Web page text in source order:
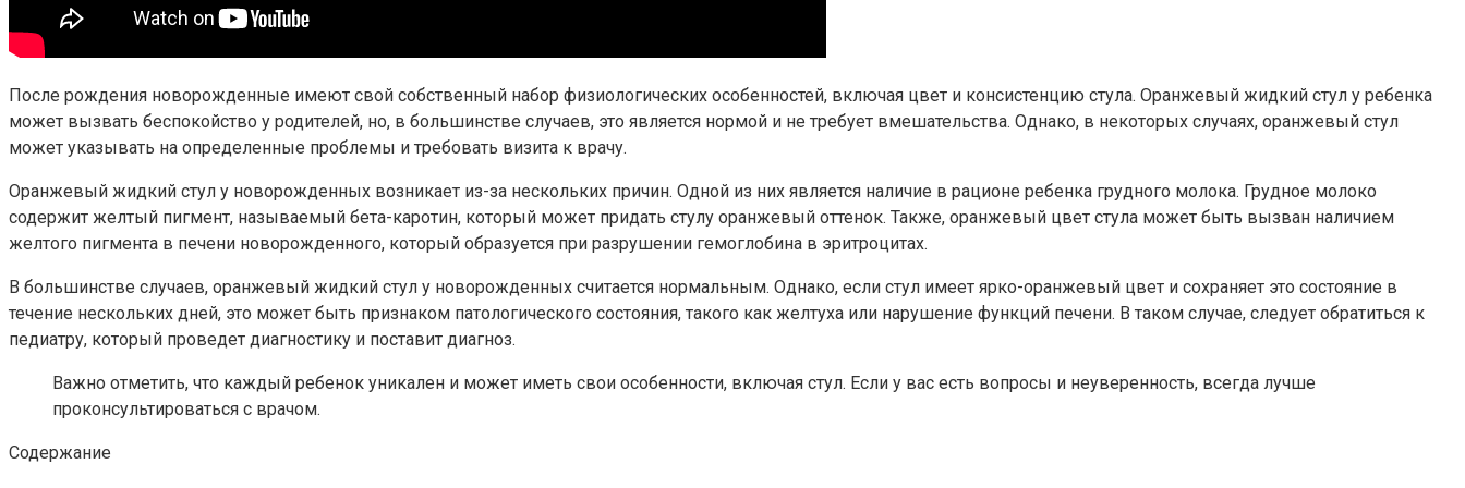
После рождения новорожденные имеют свой собственный набор физиологических особенностей, включая цвет и консистенцию стула. Оранжевый жидкий стул у ребенка
может вызвать беспокойство у родителей, но, в большинстве случаев, это является нормой и не требует вмешательства. Однако, в некоторых случаях, оранжевый стул
может указывать на определенные проблемы и требовать визита к врачу.
Оранжевый жидкий стул у новорожденных возникает из-за нескольких причин. Одной из них является наличие в рационе ребенка грудного молока. Грудное молоко
содержит желтый пигмент, называемый бета-каротин, который может придать стулу оранжевый оттенок. Также, оранжевый цвет стула может быть вызван наличием
желтого пигмента в печени новорожденного, который образуется при разрушении гемоглобина в эритроцитах.
В большинстве случаев, оранжевый жидкий стул у новорожденных считается нормальным. Однако, если стул имеет ярко-оранжевый цвет и сохраняет это состояние в
течение нескольких дней, это может быть признаком патологического состояния, такого как желтуха или нарушение функций печени. В таком случае, следует обратиться к
педиатру, который проведет диагностику и поставит диагноз.
Важно отметить, что каждый ребенок уникален и может иметь свои особенности, включая стул. Если у вас есть вопросы и неуверенность, всегда лучше
проконсультироваться с врачом.
Содержание